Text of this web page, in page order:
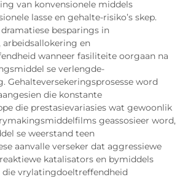
van konvensionele middels
lasse en gehalte-risiko’s skep.
besparings in
en
wanneer fasiliteite oorgaan na
se verlengde-
Gehalteversekeringsprosesse word
die konstante
die prestasievariasies wat gewoonlik
geassosieer word,
se weerstand teen
aanvalle verseker dat aggressiewe
katalisators en bymiddels
vrylatingdoeltreffendheid